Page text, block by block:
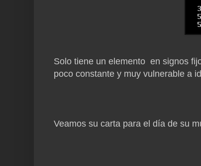
Solo tiene un elemento en signos
poco constante y muy vulnerable a
Veamos su carta para el día de su